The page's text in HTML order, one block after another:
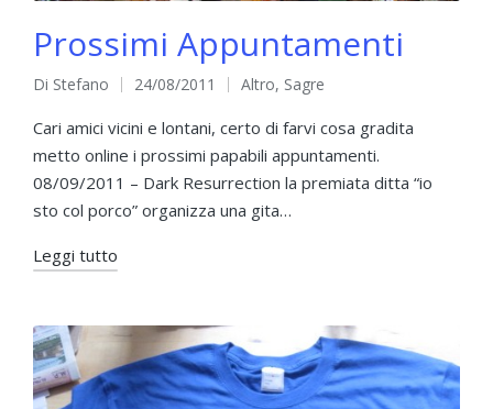
Prossimi Appuntamenti
Pubblicato
da
Di Stefano 24/08/2011
Pubblicato
in
Altro, Sagre
Cari amici vicini e lontani, certo di farvi cosa gradita
metto online i prossimi papabili appuntamenti.
08/09/2011 – Dark Resurrection la premiata ditta “io
sto col porco” organizza una gita…
Leggi tutto